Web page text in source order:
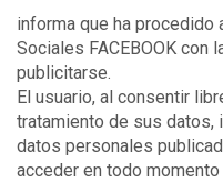
informa que ha procedido
Sociales FACEBOOK con
publicitarse.
El usuario, al consentir
tratamiento de sus datos,
datos personales
acceder en todo